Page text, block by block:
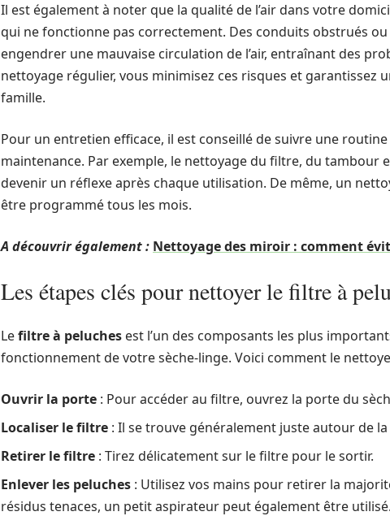
Il est également à noter que la qualité de l’air dans votre
qui ne fonctionne pas correctement. Des conduits obstrués
engendrer une mauvaise circulation de l’air, entraînant des
nettoyage régulier, vous minimisez ces risques et garantissez
famille.
Pour un entretien efficace, il est conseillé de suivre une
maintenance. Par exemple, le nettoyage du filtre, du tambour
devenir un réflexe après chaque utilisation. De même, un
être programmé tous les mois.
A découvrir également : Nettoyage des miroir : comment
Les étapes clés pour nettoyer le filtre à
Lefiltre à peluches est l’un des composants les plus
fonctionnement de votre sèche-linge. Voici comment le
Ouvrir la porte : Pour accéder au filtre, ouvrez la porte du
Localiser le filtre : Il se trouve généralement juste autour de
Retirer le filtre : Tirez délicatement sur le filtre pour le sortir.
Enlever les peluches : Utilisez vos mains pour retirer la
résidus tenaces, un petit aspirateur peut également être utilisé.